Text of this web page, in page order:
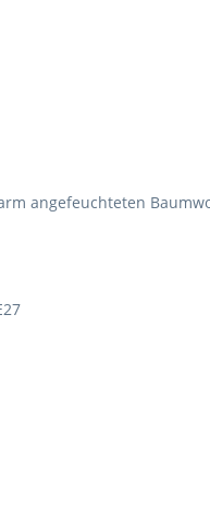
angefeuchteten